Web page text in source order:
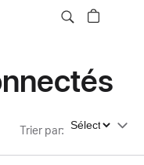
Trier par: Trier par